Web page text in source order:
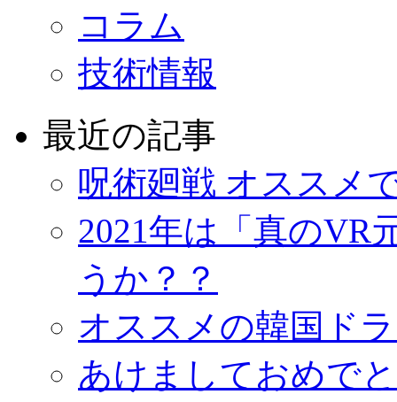
コラム
技術情報
最近の記事
呪術廻戦 オススメ
2021年は「真のVR
うか？？
オススメの韓国ド
あけましておめで